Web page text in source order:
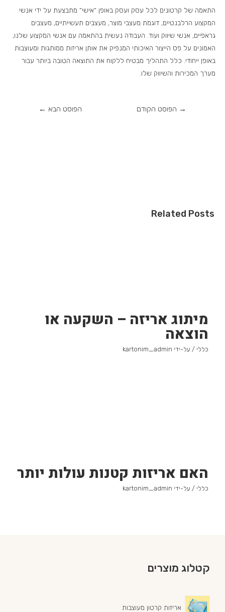
התאמה של קרטונים לכל עסק ועסק באופן “אישי” מתבצעת על ידי אנשי
המקצוע הרלבנטיים, דוגמת מעצבי מוצר, מעצבים תעשייתיים, מעצבים
גראפיים, אנשי שיווק ועוד. העבודה נעשית בהתאמה עם אנשי המקצוע שלנו,
האמונים על פס הייצור האיכותי המנפיק את אותן אריזות ממותגות ומעוצבות
באופן ייחודי. כלל התהליך מבטיח ללקוח את התוצאה הטובה ביותר עבור
מערך המכירות והשיווק שלו.
→ הפוסט הקודם הפוסט הבא ←
Related Posts
מיתוג אריזה – השקעה או
הוצאה
כללי / על-ידי kartonim_admin
האם אריזות קטנות עולות יותר
כללי / על-ידי kartonim_admin
קטלוג מוצרים
אריזות קרטון מעוצבות